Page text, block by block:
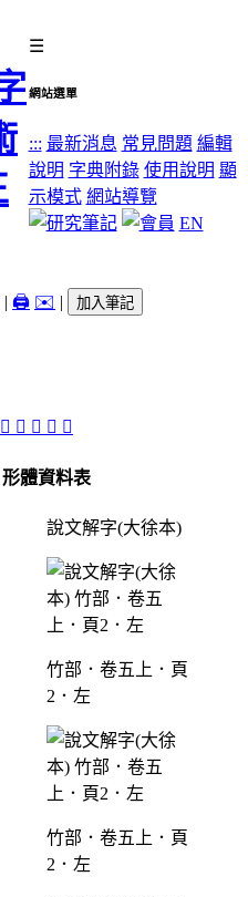
☰
網站選單
::: 最新消息 常見問題 編輯
說明 字典附錄 使用說明 顯
示模式 網站導覽
EN
| 🖨️ ✉️ | 加入筆記
󸏴 𥁬 󸏳 󸏵 󸏷
形體資料表
說文解字(大徐本)
竹部．卷五上．頁
2．左
竹部．卷五上．頁
2．左